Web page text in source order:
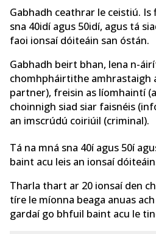
Gabhadh ceathrar le ceistiú.
sna 40idí agus 50idí, agus tá
faoi ionsaí dóiteáin san óstán.
Gabhadh beirt bhan, lena n-
chomhpháirtithe amhrastaigh
partner), freisin as líomhaintí
choinnigh siad siar faisnéis
an imscrúdú coiriúil (criminal).
Tá na mná sna 40í agus 50í
baint acu leis an ionsaí
Tharla thart ar 20 ionsaí den
tíre le míonna beaga anuas
gardaí go bhfuil baint acu le